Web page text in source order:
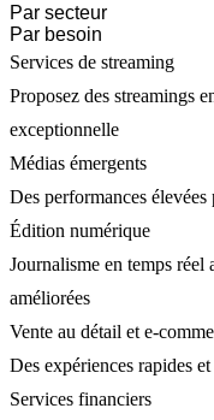
Par secteur
Par besoin
Services de streaming
Proposez des streamings
exceptionnelle
Médias émergents
Des performances élevées
Édition numérique
Journalisme en temps réel
améliorées
Vente au détail et e-
Des expériences rapides
Services financiers